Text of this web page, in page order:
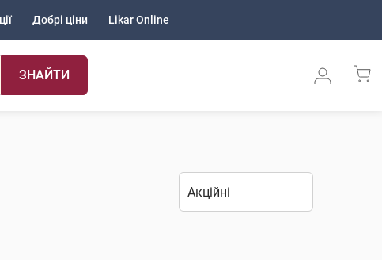
Добрі ціни Likar Online
ЗНАЙТИ